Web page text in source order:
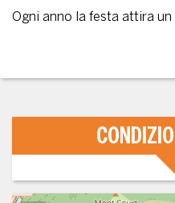
Ogni anno la festa attira